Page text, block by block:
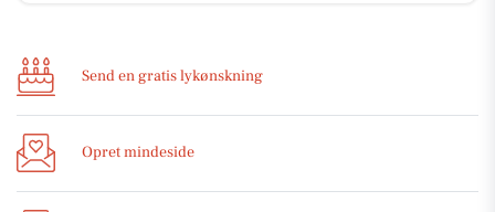
Send en gratis lykønskning
Opret mindeside